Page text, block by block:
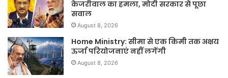
केजरीवाल का हमला, मोदी सरकार से पूछा
सवाल
August 8, 2026
Home Ministry: सीमा से एक किमी तक अक्षय
ऊर्जा परियोजनाएं नहीं लगेंगी
August 8, 2026